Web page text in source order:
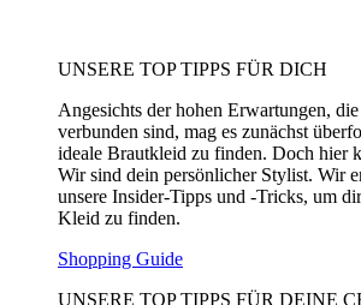
UNSERE TOP TIPPS FÜR DICH
Angesichts der hohen Erwartungen,
verbunden sind, mag es zunächst
ideale Brautkleid zu finden. Doch hier
Wir sind dein persönlicher Stylist. Wir
unsere Insider-Tipps und -Tricks, um
Kleid zu finden.
Shopping Guide
UNSERE TOP TIPPS FÜR DEINE